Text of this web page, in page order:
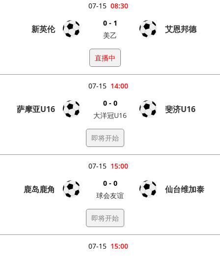
08:30
07-15
新英伦
0 - 1
美乙
艾恩邦德
直播中
14:00
07-15
萨摩亚U16
0 - 0
大洋冠U16
斐济U16
即将开始
15:00
07-15
鹿岛鹿角
0 - 0
球会友谊
仙台维加泰
即将开始
15:00
07-15